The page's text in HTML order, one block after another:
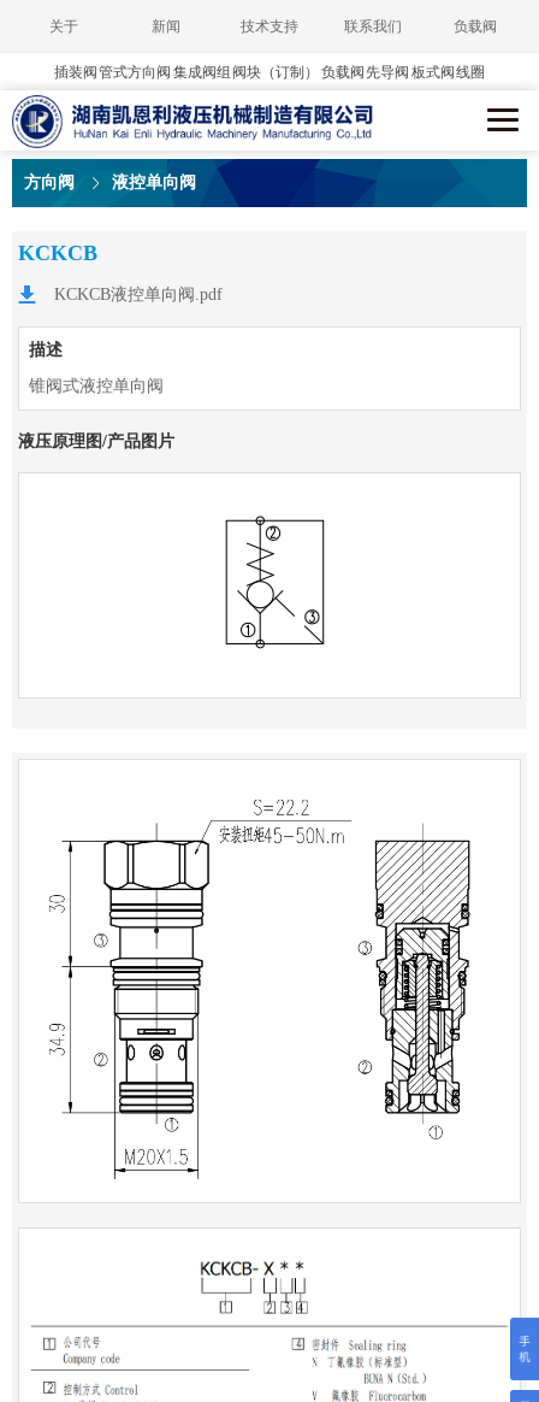
关于 新闻 技术支持 联系我们 负载阀
插装阀 管式方向阀 集成阀组 阀块（订制） 负载阀 先导阀 板式阀 线圈
方向阀 液控单向阀
KCKCB
KCKCB液控单向阀.pdf
描述
锥阀式液控单向阀
液压原理图/产品图片